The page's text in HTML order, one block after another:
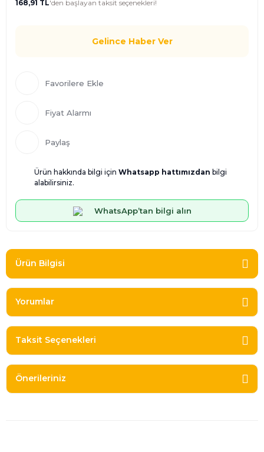
168,91 TL'den başlayan taksit seçenekleri!
Gelince Haber Ver
Fiyat Alarmı
Paylaş
Ürün hakkında bilgi için Whatsapp hattımızdan bilgi
alabilirsiniz.
WhatsApp’tan bilgi alın
Ürün Bilgisi
Yorumlar
Taksit Seçenekleri
Önerileriniz